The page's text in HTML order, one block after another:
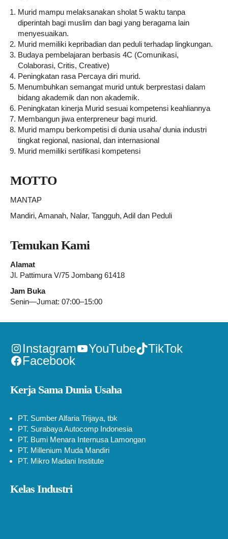
Murid mampu melaksanakan sholat 5 waktu tanpa
diperintah bagi muslim dan bagi yang beragama lain
menyesuaikan.
Murid memiliki kepribadian dan peduli terhadap lingkungan.
Budaya pembelajaran berbasis 4C (Comunikasi,
Colaborasi, Critis, Creative)
Peningkatan rasa Percaya diri murid.
Menumbuhkan semangat murid untuk berprestasi dalam
bidang akademik dan non akademik.
Peningkatan kinerja Murid sesuai kompetensi keahliannya
Membangun jiwa enterpreneur bagi murid.
Murid mampu berkompetisi di dunia usaha/ dunia industri
tingkat regional, nasional, dan internasional
Murid memiliki sertifikasi kompetensi
MOTTO
MANTAP
Mandiri, Amanah, Nalar, Tangguh, Adil dan Peduli
Temukan Kami
Alamat
Jl. Pattimura V/75 Jombang 61418
Jam Buka
Senin—Jumat: 07:00–15:00
Instagram YouTube
TikTok
Facebook
Kerja Sama Dunia Usaha
PT. Sumber Alfaria Trijaya, tbk
PT. Surabaya Autocomp Indonesia
PT. Bumi Menara Internusa Lamongan
PT. Millenium Muda Mandiri
PT. Mikro Madani Institute
Kelas Industri